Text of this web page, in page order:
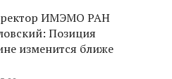
ИМЭМО РАН
Позиция
изменится ближе